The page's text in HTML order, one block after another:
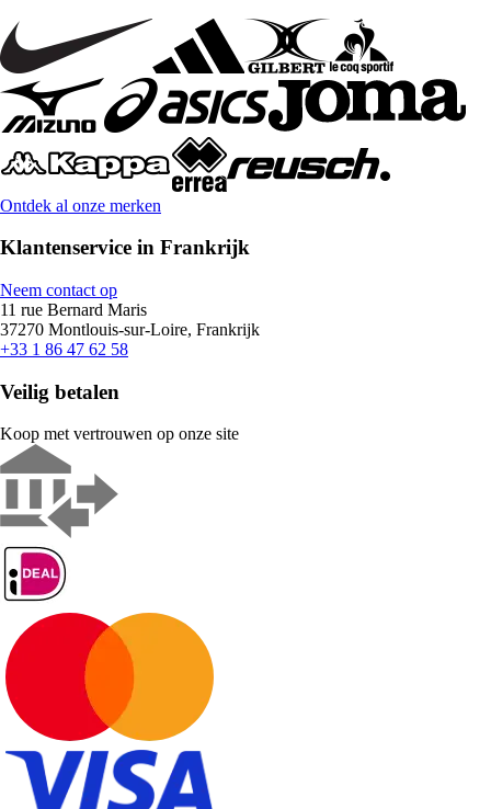
Ontdek al onze merken
Klantenservice in Frankrijk
Neem contact op
11 rue Bernard Maris
37270 Montlouis-sur-Loire, Frankrijk
+33 1 86 47 62 58
Veilig betalen
Koop met vertrouwen op onze site